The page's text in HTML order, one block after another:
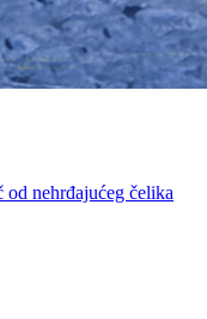
nehrđajućeg čelika